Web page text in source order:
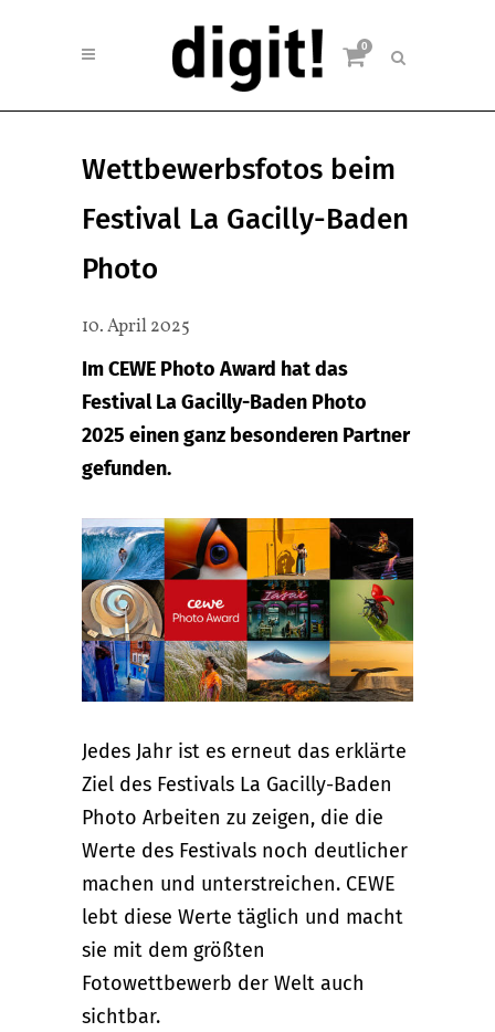
0
Wettbewerbsfotos beim
Festival La Gacilly-Baden
Photo
10. April 2025
Im CEWE Photo Award hat das
Festival La Gacilly-Baden Photo
2025 einen ganz besonderen Partner
gefunden.
Jedes Jahr ist es erneut das erklärte
Ziel des Festivals La Gacilly-Baden
Photo Arbeiten zu zeigen, die die
Werte des Festivals noch deutlicher
machen und unterstreichen. CEWE
lebt diese Werte täglich und macht
sie mit dem größten
Fotowettbewerb der Welt auch
sichtbar.